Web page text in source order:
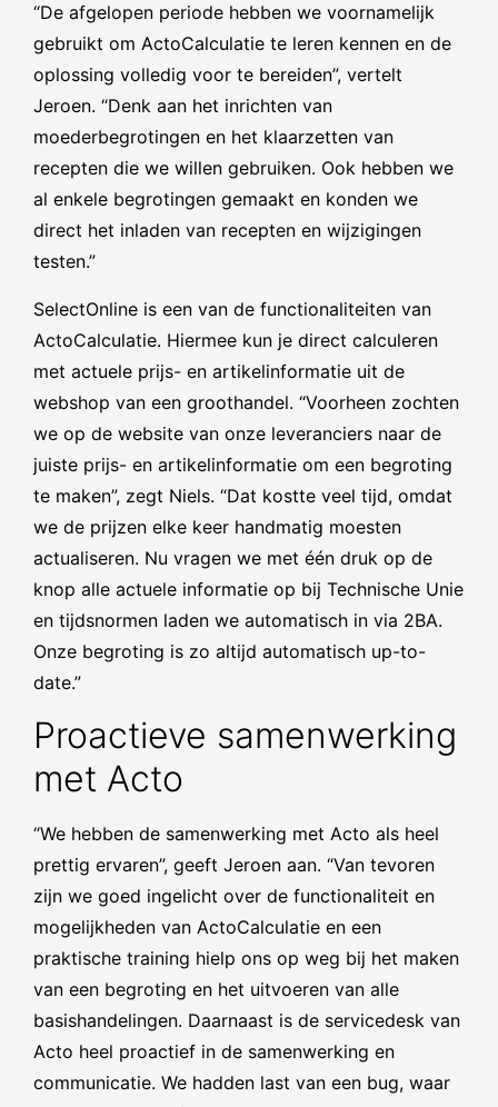
“De afgelopen periode hebben we voornamelijk
gebruikt om ActoCalculatie te leren kennen en de
oplossing volledig voor te bereiden”, vertelt
Jeroen. “Denk aan het inrichten van
moederbegrotingen en het klaarzetten van
recepten die we willen gebruiken. Ook hebben we
al enkele begrotingen gemaakt en konden we
direct het inladen van recepten en wijzigingen
testen.”
SelectOnline is een van de functionaliteiten van
ActoCalculatie. Hiermee kun je direct calculeren
met actuele prijs- en artikelinformatie uit de
webshop van een groothandel. “Voorheen zochten
we op de website van onze leveranciers naar de
juiste prijs- en artikelinformatie om een begroting
te maken”, zegt Niels. “Dat kostte veel tijd, omdat
we de prijzen elke keer handmatig moesten
actualiseren. Nu vragen we met één druk op de
knop alle actuele informatie op bij Technische Unie
en tijdsnormen laden we automatisch in via 2BA.
Onze begroting is zo altijd automatisch up-to-
date.”
Proactieve samenwerking
met Acto
“We hebben de samenwerking met Acto als heel
prettig ervaren”, geeft Jeroen aan. “Van tevoren
zijn we goed ingelicht over de functionaliteit en
mogelijkheden van ActoCalculatie en een
praktische training hielp ons op weg bij het maken
van een begroting en het uitvoeren van alle
basishandelingen. Daarnaast is de servicedesk van
Acto heel proactief in de samenwerking en
communicatie. We hadden last van een bug, waar